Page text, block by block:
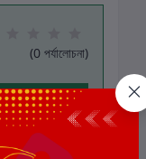
(0 পর্যালোচনা)
বই-এ রেটিং দিন